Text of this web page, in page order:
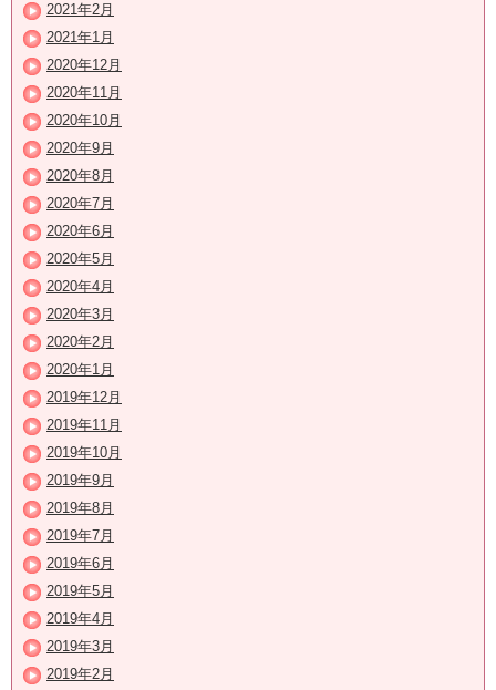
2021年2月
2021年1月
2020年12月
2020年11月
2020年10月
2020年9月
2020年8月
2020年7月
2020年6月
2020年5月
2020年4月
2020年3月
2020年2月
2020年1月
2019年12月
2019年11月
2019年10月
2019年9月
2019年8月
2019年7月
2019年6月
2019年5月
2019年4月
2019年3月
2019年2月